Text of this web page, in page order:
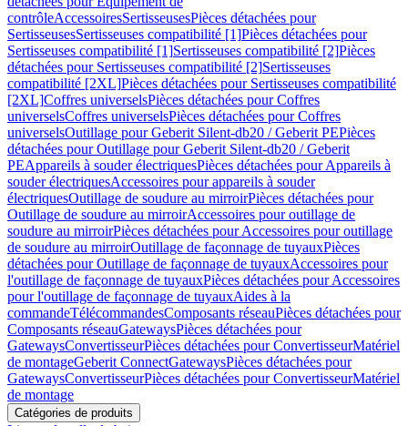
contrôleAccessoiresSertisseusesPièces détachées pour
SertisseusesSertisseuses compatibilité [1]Pièces détachées pour
Sertisseuses compatibilité [1]Sertisseuses compatibilité [2]Pièces
détachées pour Sertisseuses compatibilité [2]Sertisseuses
compatibilité [2XL]Pièces détachées pour Sertisseuses compatibilité
[2XL]Coffres universelsPièces détachées pour Coffres
universelsCoffres universelsPièces détachées pour Coffres
universelsOutillage pour Geberit Silent-db20 / Geberit PEPièces
détachées pour Outillage pour Geberit Silent-db20 / Geberit
PEAppareils à souder électriquesPièces détachées pour Appareils à
souder électriquesAccessoires pour appareils à souder
électriquesOutillage de soudure au mirroirPièces détachées pour
Outillage de soudure au mirroirAccessoires pour outillage de
soudure au mirroirPièces détachées pour Accessoires pour outillage
de soudure au mirroirOutillage de façonnage de tuyauxPièces
détachées pour Outillage de façonnage de tuyauxAccessoires pour
l'outillage de façonnage de tuyauxPièces détachées pour Accessoires
pour l'outillage de façonnage de tuyauxAides à la
commandeTélécommandesComposants réseauPièces détachées pour
Composants réseauGatewaysPièces détachées pour
GatewaysConvertisseurPièces détachées pour ConvertisseurMatériel
de montageGeberit ConnectGatewaysPièces détachées pour
GatewaysConvertisseurPièces détachées pour ConvertisseurMatériel
de montage
Catégories de produits